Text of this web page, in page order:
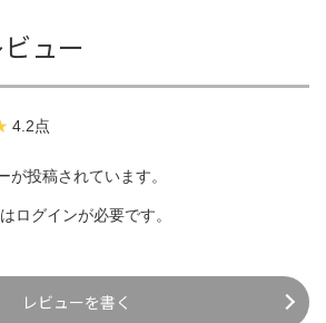
ュー
4.2点
投稿されています。
ログインが必要です。
レビューを書く